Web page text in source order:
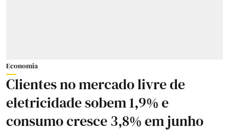
Economia
Clientes no mercado livre de
eletricidade sobem 1,9% e
consumo cresce 3,8% em junho